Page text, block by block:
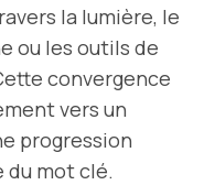
la lumière, le
ou les outils de
convergence
vers un
progression
du mot clé.